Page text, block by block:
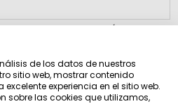
con el código de país (p. ej. GB 111 111
de los datos de nuestros
sitio web, mostrar contenido
experiencia en el sitio web.
sobre las cookies que utilizamos,